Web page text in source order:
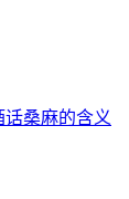
桑麻的含义